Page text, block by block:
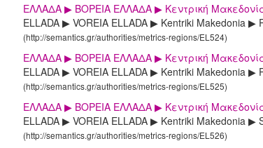
ΕΛΛΑΔΑ ▶ ΒΟΡΕΙΑ ΕΛΛΑΔΑ ▶ Κεντρική
ELLADA ▶ VOREIA ELLADA ▶ Kentriki Makedonia ▶
(http://semantics.gr/authorities/metrics-regions/EL524)
ΕΛΛΑΔΑ ▶ ΒΟΡΕΙΑ ΕΛΛΑΔΑ ▶ Κεντρική
ELLADA ▶ VOREIA ELLADA ▶ Kentriki Makedonia ▶
(http://semantics.gr/authorities/metrics-regions/EL525)
ΕΛΛΑΔΑ ▶ ΒΟΡΕΙΑ ΕΛΛΑΔΑ ▶ Κεντρική
ELLADA ▶ VOREIA ELLADA ▶ Kentriki Makedonia ▶
(http://semantics.gr/authorities/metrics-regions/EL526)